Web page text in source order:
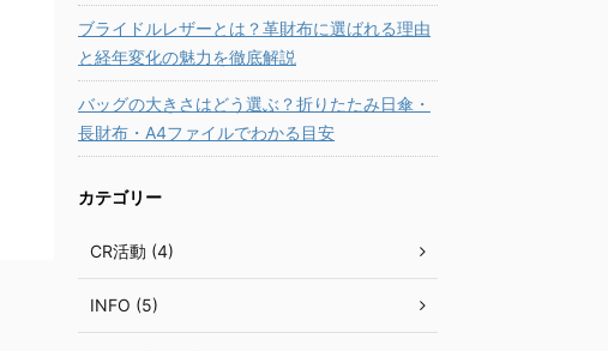
ブライドルレザーとは？革財布に選ばれる理由
と経年変化の魅力を徹底解説
バッグの大きさはどう選ぶ？折りたたみ日傘・
長財布・A4ファイルでわかる目安
カテゴリー
CR活動 (4)
INFO (5)